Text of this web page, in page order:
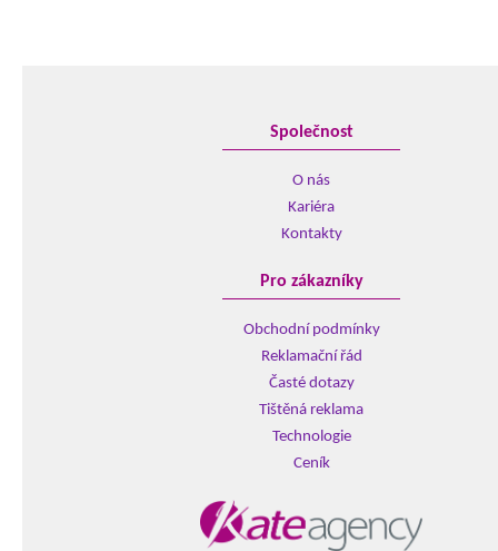
Společnost
O nás
Kariéra
Kontakty
Pro zákazníky
Obchodní podmínky
Reklamační řád
Časté dotazy
Tištěná reklama
Technologie
Ceník